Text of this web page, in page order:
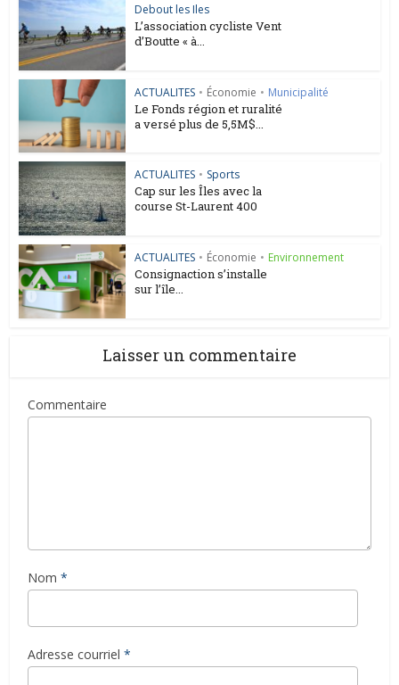
Debout les Iles
L’association cycliste Vent
d’Boutte « à...
ACTUALITES • Économie • Municipalité
Le Fonds région et ruralité
a versé plus de 5,5M$...
ACTUALITES • Sports
Cap sur les Îles avec la
course St-Laurent 400
ACTUALITES • Économie • Environnement
Consignaction s’installe
sur l’île...
Laisser un commentaire
Commentaire
Nom *
Adresse courriel *